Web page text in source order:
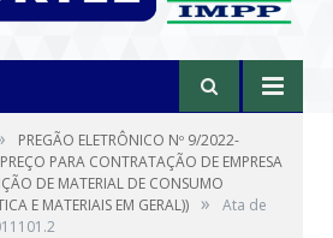
PREGÃO ELETRÔNICO Nº 9/2022-
PARA CONTRATAÇÃO DE EMPRESA
DE MATERIAL DE CONSUMO
E MATERIAIS EM GERAL)) »
Ata de